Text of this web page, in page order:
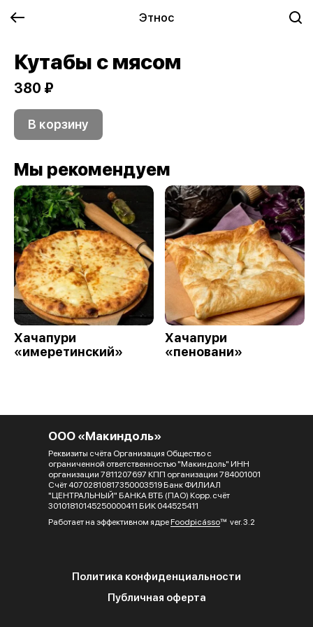
Этнос
Кутабы с мясом
380 ₽
В корзину
Мы рекомендуем
Хачапури
«имеретинский»
Хачапури
«пеновани»
ООО «Макиндоль»
Реквизиты счёта Организация Общество с
ограниченной ответственностью "Макиндоль" ИНН
организации 7811207697 КПП организации 784001001
Счёт 40702810817350003519 Банк ФИЛИАЛ
"ЦЕНТРАЛЬНЫЙ" БАНКА ВТБ (ПАО) Корр. счёт
30101810145250000411 БИК 044525411
Работает на эффективном ядреFoodpicássover. 3.2
Политика конфиденциальности
Публичная оферта